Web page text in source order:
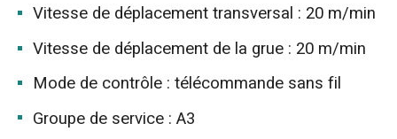
Vitesse de déplacement transversal : 20 m/min
Vitesse de déplacement de la grue : 20 m/min
Mode de contrôle : télécommande sans fil
Groupe de service : A3